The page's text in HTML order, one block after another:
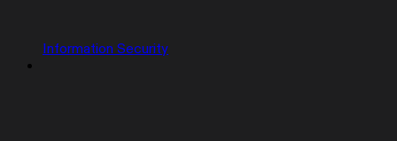
Information Security